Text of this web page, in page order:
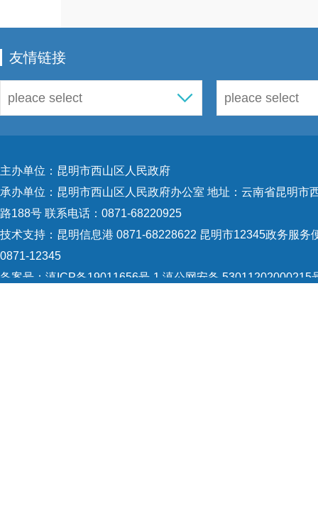
友情链接
主办单位：昆明市西山区人民政府
承办单位：昆明市西山区人民政府办公室 地址：云南省昆明市
路188号 联系电话：0871-68220925
技术支持： 昆明信息港 0871-68228622 昆明市12345政务服务
0871-12345
备案号： 滇ICP备19011656号-1 滇公网安备 53011202000215